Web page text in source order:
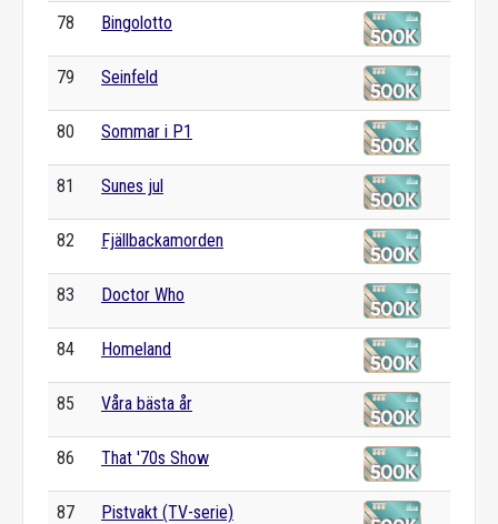
78 Bingolotto
79 Seinfeld
80 Sommar i P1
81 Sunes jul
82 Fjällbackamorden
83 Doctor Who
84 Homeland
85 Våra bästa år
86 That '70s Show
87 Pistvakt (TV-serie)